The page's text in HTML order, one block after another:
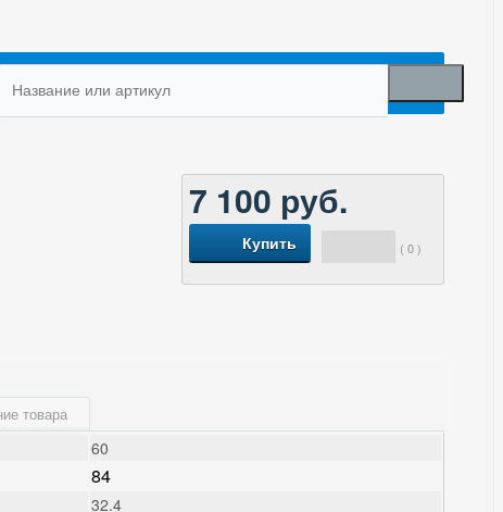
7 100 руб.
Купить ( 0 )
товара
60
84
32.4